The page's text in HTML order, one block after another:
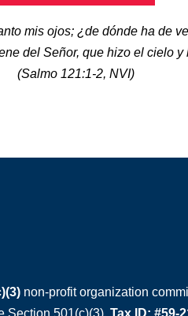
mis ojos; ¿de dónde ha de
del Señor, que hizo el cielo y
(Salmo 121:1-2, NVI)
non-profit organization
Section 501(c)(3). Tax ID: #59-